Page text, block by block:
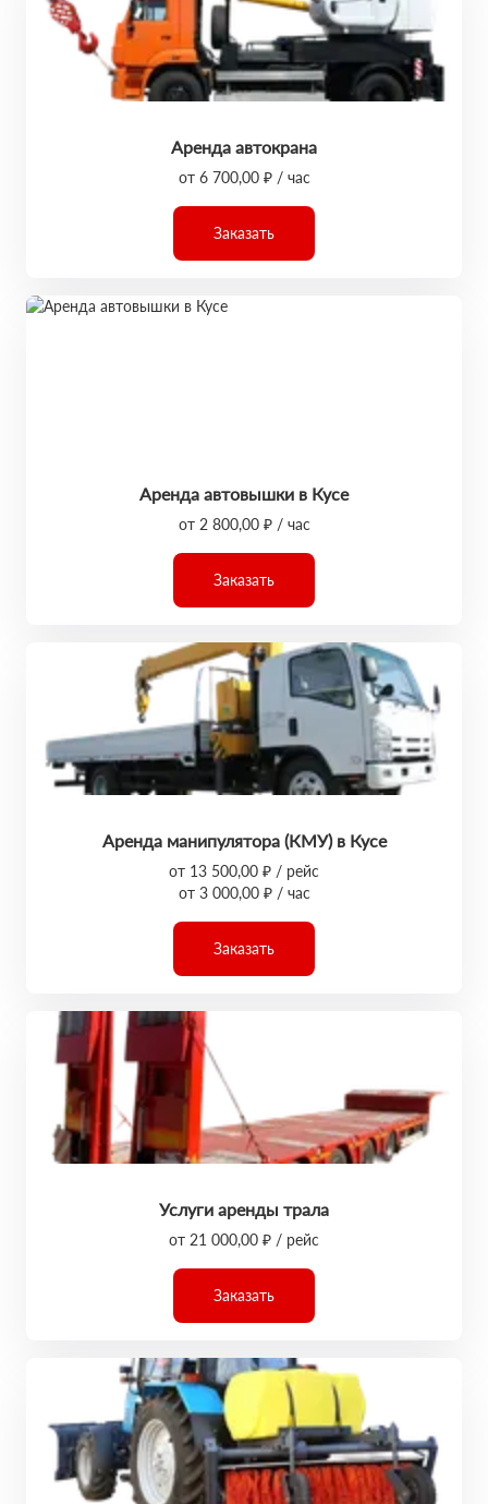
Аренда автокрана
от 6 700,00 ₽ / час
Заказать
Аренда автовышки в Кусе
от 2 800,00 ₽ / час
Заказать
Аренда манипулятора (КМУ) в Кусе
от 13 500,00 ₽ / рейс
от 3 000,00 ₽ / час
Заказать
Услуги аренды трала
от 21 000,00 ₽ / рейс
Заказать